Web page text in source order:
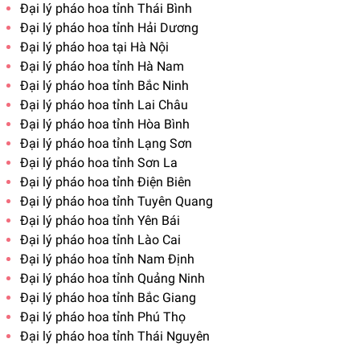
Đại lý pháo hoa tỉnh Thái Bình
Đại lý pháo hoa tỉnh Hải Dương
Đại lý pháo hoa tại Hà Nội
Đại lý pháo hoa tỉnh Hà Nam
Đại lý pháo hoa tỉnh Bắc Ninh
Đại lý pháo hoa tỉnh Lai Châu
Đại lý pháo hoa tỉnh Hòa Bình
Đại lý pháo hoa tỉnh Lạng Sơn
Đại lý pháo hoa tỉnh Sơn La
Đại lý pháo hoa tỉnh Điện Biên
Đại lý pháo hoa tỉnh Tuyên Quang
Đại lý pháo hoa tỉnh Yên Bái
Đại lý pháo hoa tỉnh Lào Cai
Đại lý pháo hoa tỉnh Nam Định
Đại lý pháo hoa tỉnh Quảng Ninh
Đại lý pháo hoa tỉnh Bắc Giang
Đại lý pháo hoa tỉnh Phú Thọ
Đại lý pháo hoa tỉnh Thái Nguyên